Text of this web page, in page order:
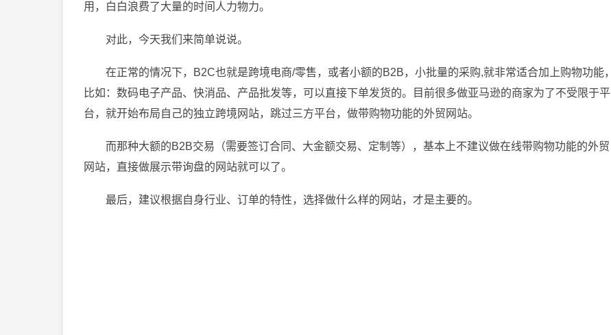
用，白白浪费了大量的时间人力物力。
对此，今天我们来简单说说。
在正常的情况下，B2C也就是跨境电商/零售，或者小额的B2B，小批量的采购,就非常适合加上购物功能，
比如：数码电子产品、快消品、产品批发等，可以直接下单发货的。目前很多做亚马逊的商家为了不受限于平
台，就开始布局自己的独立跨境网站，跳过三方平台，做带购物功能的外贸网站。
而那种大额的B2B交易（需要签订合同、大金额交易、定制等），基本上不建议做在线带购物功能的外贸
网站，直接做展示带询盘的网站就可以了。
最后，建议根据自身行业、订单的特性，选择做什么样的网站，才是主要的。